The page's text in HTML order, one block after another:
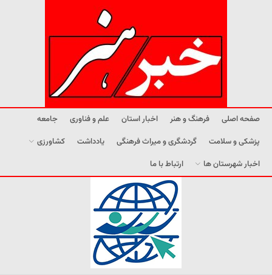
صفحه اصلی فرهنگ و هنر اخبار استان علم و فناوری
جامعه
پزشکی و سلامت
گردشگری و میراث فرهنگی یادداشت
کشاورزی
اخبار شهرستان ها
ارتباط با ما